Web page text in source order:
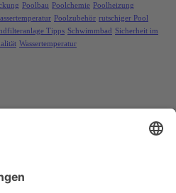
Poolbau Poolchemie Poolheizung
Poolzubehör rutschiger Pool
Tipps Schwimmbad
Sicherheit im
Wassertemperatur